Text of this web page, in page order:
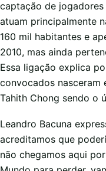
captação de
atuam principalmente
160 mil habitantes e
2010, mas ainda
Essa ligação explica
convocados nasceram
Tahith Chong sendo o
Leandro Bacuna
acreditamos que
não chegamos aqui